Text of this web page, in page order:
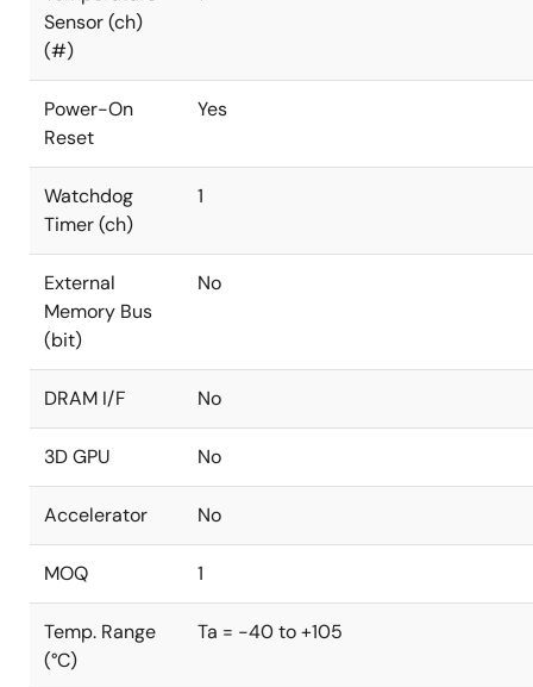
Sensor (ch)
(#)
Power-On
Reset
Yes
Watchdog
Timer (ch)
1
External
Memory Bus
(bit)
No
DRAM I/F No
3D GPU No
Accelerator No
MOQ 1
Temp. Range
(°C)
Ta = -40 to +105